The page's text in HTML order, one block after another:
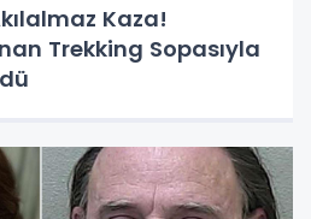
Kaza!
Trekking Sopasıyla